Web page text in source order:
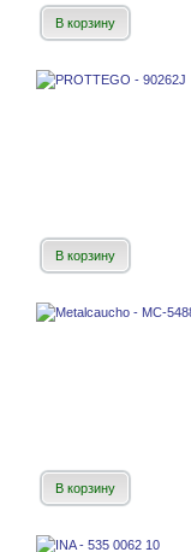
В корзину
В корзину
В корзину